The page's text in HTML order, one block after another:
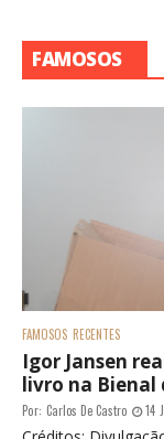
FAMOSOS
FAMOSOS RECENTES
Igor Jansen
livro na Bienal
Por: Carlos De Castro 14